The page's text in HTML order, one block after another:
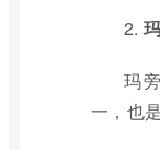
2.
玛
一，也